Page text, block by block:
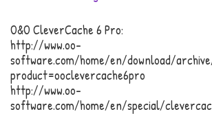
O&O CleverCache 6 Pro:
http://www.oo-
software.com/home/en/download/
product=ooclevercache6pro
http://www.oo-
software.com/home/en/special/